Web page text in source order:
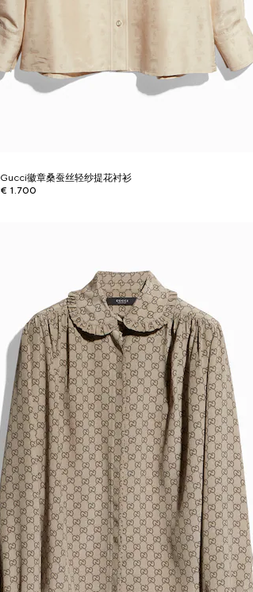
Gucci徽章桑蚕丝轻纱提花衬衫
€ 1.700